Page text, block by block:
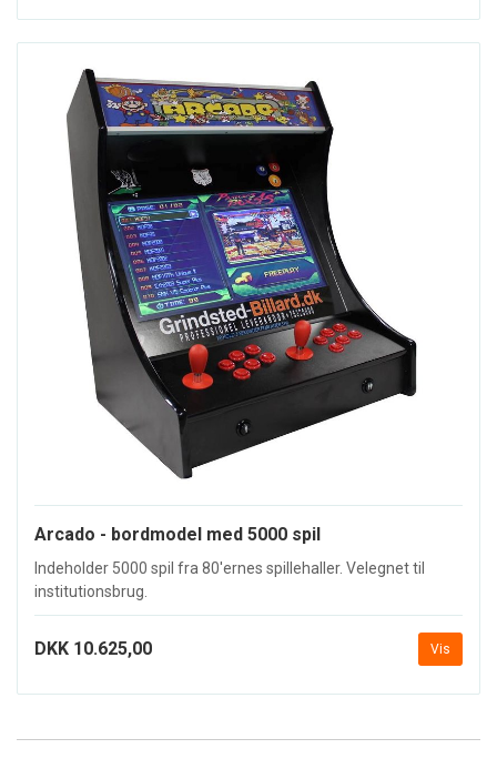
Arcado - bordmodel med 5000 spil
Indeholder 5000 spil fra 80'ernes spillehaller. Velegnet til
institutionsbrug.
DKK 10.625,00 Vis